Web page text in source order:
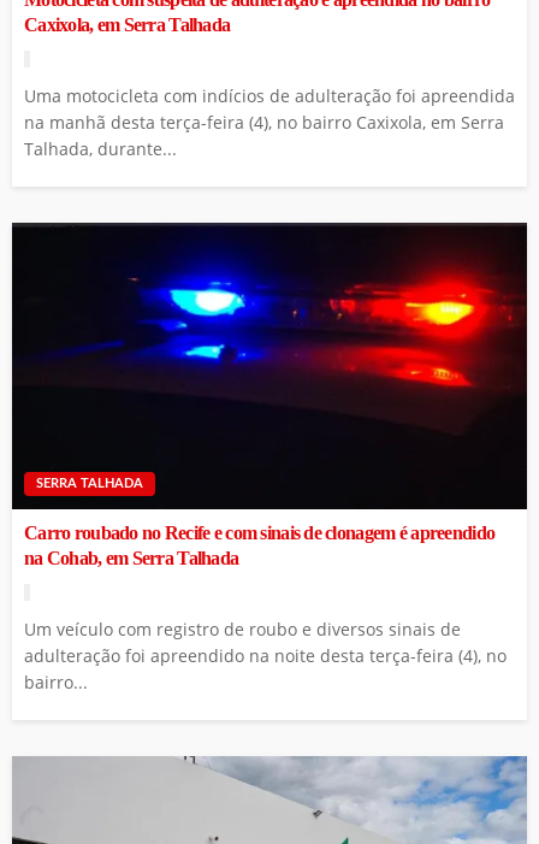
Caxixola, em Serra Talhada
Uma motocicleta com indícios de adulteração foi apreendida
na manhã desta terça-feira (4), no bairro Caxixola, em Serra
Talhada, durante...
SERRA TALHADA
Carro roubado no Recife e com sinais de clonagem é apreendido
na Cohab, em Serra Talhada
Um veículo com registro de roubo e diversos sinais de
adulteração foi apreendido na noite desta terça-feira (4), no
bairro...